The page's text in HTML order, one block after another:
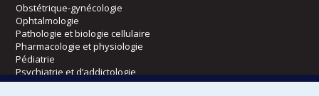
Obstétrique-gynécologie
Ophtalmologie
Pathologie et biologie cellulaire
Pharmacologie et physiologie
Pédiatrie
Psychiatrie et d’addictologie
Radiologie, radio-oncologie et médecine nucléaire